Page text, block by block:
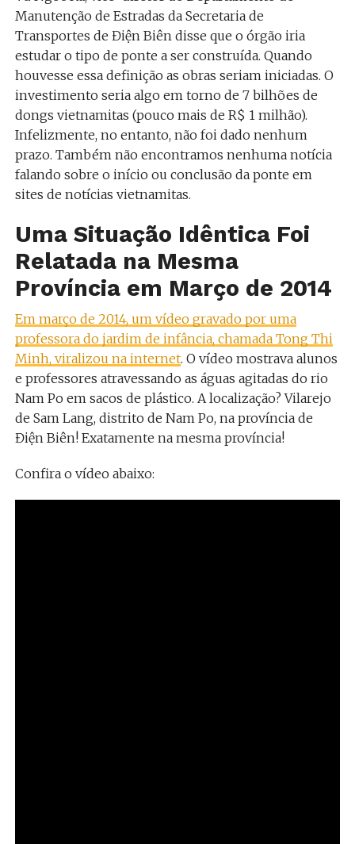
Manutenção de Estradas da Secretaria de
Transportes de Điện Biên disse que o órgão iria
estudar o tipo de ponte a ser construída. Quando
houvesse essa definição as obras seriam iniciadas. O
investimento seria algo em torno de 7 bilhões de
dongs vietnamitas (pouco mais de R$ 1 milhão).
Infelizmente, no entanto, não foi dado nenhum
prazo. Também não encontramos nenhuma notícia
falando sobre o início ou conclusão da ponte em
sites de notícias vietnamitas.
Uma Situação Idêntica Foi
Relatada na Mesma
Província em Março de 2014
Em março de 2014, um vídeo gravado por uma
professora do jardim de infância, chamada Tong Thi
Minh, viralizou na internet. O vídeo mostrava alunos
e professores atravessando as águas agitadas do rio
Nam Po em sacos de plástico. A localização? Vilarejo
de Sam Lang, distrito de Nam Po, na província de
Điện Biên! Exatamente na mesma província!
Confira o vídeo abaixo: